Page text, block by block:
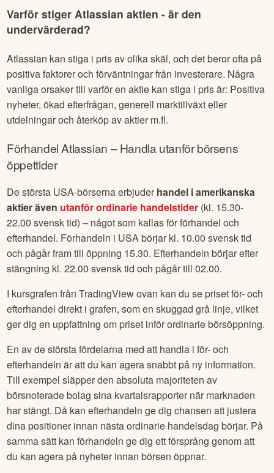
Varför stigerAtlassian aktien - är den
undervärderad?
Atlassian kan stiga i pris av olika skäl, och det beror ofta på
positiva faktorer och förväntningar från investerare. Några
vanliga orsaker till varför en aktie kan stiga i pris är: Positiva
nyheter, ökad efterfrågan, generell marktillväxt eller
utdelningar och återköp av aktier m.fl.
FörhandelAtlassian – Handla utanför börsens
öppettider
De största USA-börserna erbjuder handel i amerikanska
aktier även utanför ordinarie handelstider (kl. 15.30-
22.00 svensk tid) – något som kallas för förhandel och
efterhandel. Förhandeln i USA börjar kl. 10.00 svensk tid
och pågår fram till öppning 15.30. Efterhandeln börjar efter
stängning kl. 22.00 svensk tid och pågår till 02.00.
I kursgrafen från TradingView ovan kan du se priset för- och
efterhandel direkt i grafen, som en skuggad grå linje, vilket
ger dig en uppfattning om priset inför ordinarie börsöppning.
En av de största fördelarna med att handla i för- och
efterhandeln är att du kan agera snabbt på ny information.
Till exempel släpper den absoluta majoriteten av
börsnoterade bolag sina kvartalsrapporter när marknaden
har stängt. Då kan efterhandeln ge dig chansen att justera
dina positioner innan nästa ordinarie handelsdag börjar. På
samma sätt kan förhandeln ge dig ett försprång genom att
du kan agera på nyheter innan börsen öppnar.